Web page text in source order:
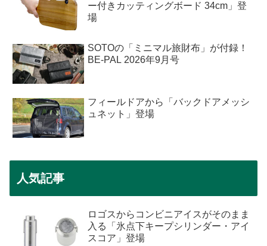
ー付きカッティングボード 34cm」登
場
SOTOの「ミニマル旅財布」が付録！
BE-PAL 2026年9月号
フィールドアから「バックドアメッシ
ュネット」登場
人気記事
ロゴスからコンビニアイスがそのまま
入る「氷点下キープシリンダー・アイ
スコア」登場